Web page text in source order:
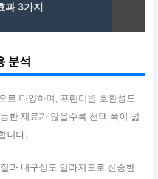
과 3가지
분석
로 다양하며, 프린터별 호환성도
한 재료가 많을수록 선택 폭이 넓
니다.
과 내구성도 달라지므로 신중한